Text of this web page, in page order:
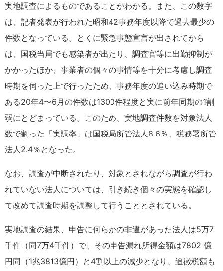
実地調査によるものであることがわかる。また、この数字
は、記者発表が行われた昭和42事務年度以降で過去最少の
件数となっている。とくに緊急事態宣言が出されてから
は、国税当局でも感染者が出たり、調査官等に出勤抑制が
かかったほか、事業者の個々の事情等を十分に考慮し調査
時期を伺った上で行ったため、事務年度の追い込み時期で
ある20年4〜6月の件数は1300件程度と実に前年同期の1割
弱にとどまっている。このため、実地調査件数を対象法人
数で割った「実調率」は国税局所管法人8.6％、税務署所管
法人2.4％となった。
なお、調査が中断されたり、対象とされながら調査が行わ
れていない法人については、引き続き個々の実態を確認し
て改めて調査時期を調整して行うこととされている。
実地調査の結果、申告に何らかの非違があった法人は5万7
千件（同7万4千件）で、その申告漏れ所得金額は7802 億
円同（1兆3813億円）と4割以上の減少となり、追徴税額も